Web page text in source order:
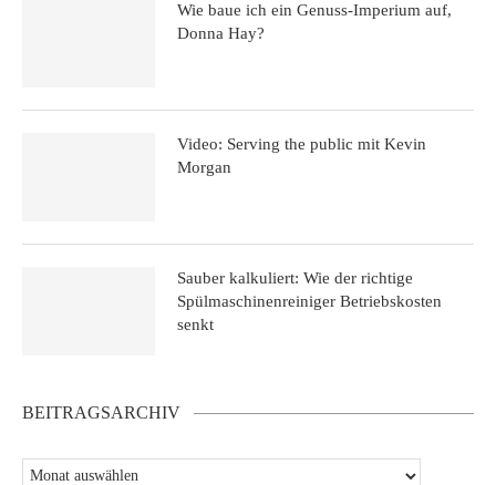
Wie baue ich ein Genuss-Imperium auf,
Donna Hay?
Video: Serving the public mit Kevin
Morgan
Sauber kalkuliert: Wie der richtige
Spülmaschinenreiniger Betriebskosten
senkt
BEITRAGSARCHIV